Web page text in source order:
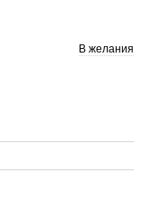
В желания